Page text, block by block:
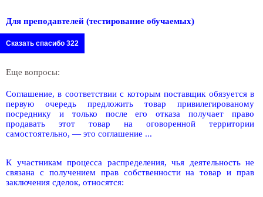
Для преподавтелей (тестирование обучаемых)
Сказать спасибо 322
Еще вопросы:
Соглашение, в соответствии с которым поставщик обязуется в
первую очередь предложить товар привилегированому
посреднику и только после его отказа получает право
продавать этот товар на оговоренной территории
самостоятельно, — это соглашение ...
К участникам процесса распределения, чья деятельность не
связана с получением прав собственности на товар и прав
заключения сделок, относятся: